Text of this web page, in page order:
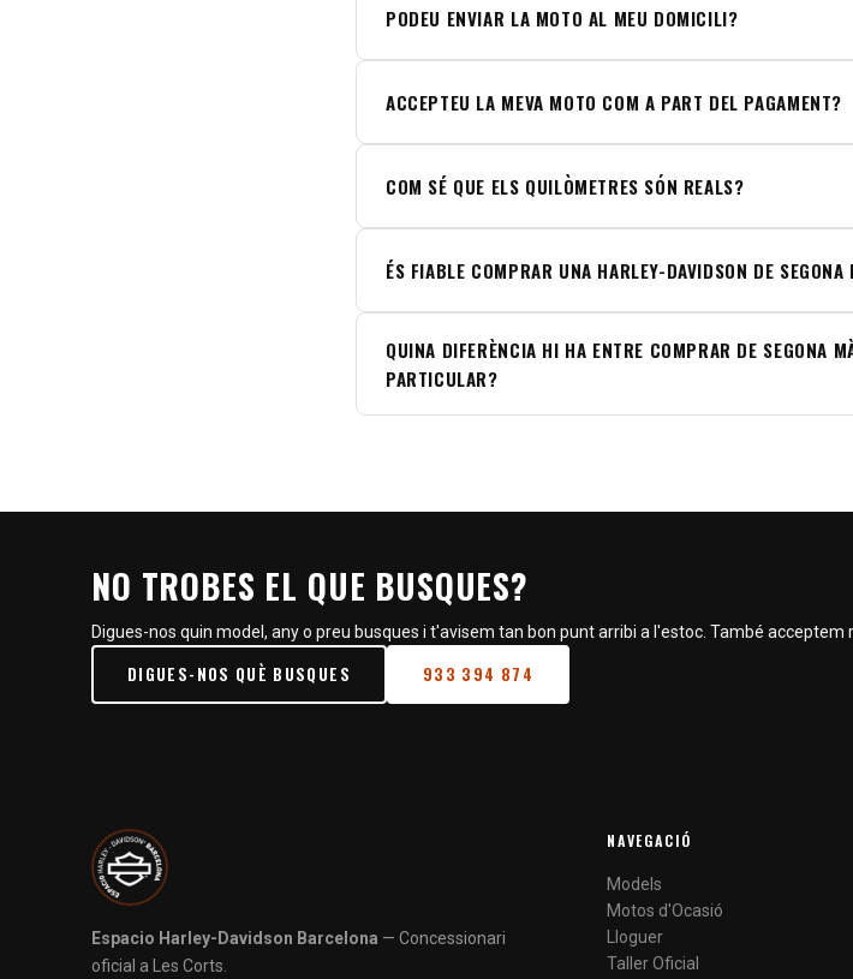
PODEU ENVIAR LA MOTO AL MEU DOMICILI?
ACCEPTEU LA MEVA MOTO COM A PART DEL PAGAMENT?
COM SÉ QUE ELS QUILÒMETRES SÓN REALS?
ÉS FIABLE COMPRAR UNA HARLEY-DAVIDSON DE
QUINA DIFERÈNCIA HI HA ENTRE COMPRAR DE SEGONA
PARTICULAR?
NO TROBES EL QUE BUSQUES?
Digues-nos quin model, any o preu busques i t'avisem tan bon punt arribi a l'estoc. També acceptem
DIGUES-NOS QUÈ BUSQUES 933 394 874
Espacio Harley-Davidson Barcelona — Concessionari
oficial a Les Corts.
NAVEGACIÓ
Models
Motos d'Ocasió
Lloguer
Taller Oficial